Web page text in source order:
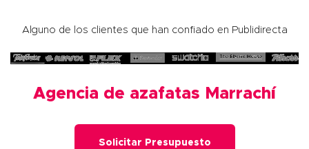
Alguno de los clientes que han confiado en Publidirecta
Agencia de azafatas Marrachí
Solicitar Presupuesto